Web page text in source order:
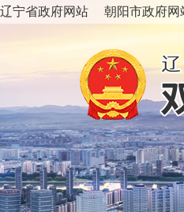
辽宁省政府网站 朝阳市政府网